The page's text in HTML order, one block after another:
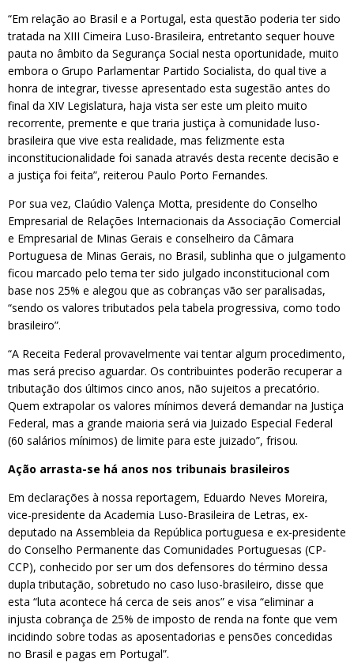
“Em relação ao Brasil e a Portugal, esta questão poderia ter sido
tratada na XIII Cimeira Luso-Brasileira, entretanto sequer houve
pauta no âmbito da Segurança Social nesta oportunidade, muito
embora o Grupo Parlamentar Partido Socialista, do qual tive a
honra de integrar, tivesse apresentado esta sugestão antes do
final da XIV Legislatura, haja vista ser este um pleito muito
recorrente, premente e que traria justiça à comunidade luso-
brasileira que vive esta realidade, mas felizmente esta
inconstitucionalidade foi sanada através desta recente decisão e
a justiça foi feita”, reiterou Paulo Porto Fernandes.
Por sua vez, Claúdio Valença Motta, presidente do Conselho
Empresarial de Relações Internacionais da Associação Comercial
e Empresarial de Minas Gerais e conselheiro da Câmara
Portuguesa de Minas Gerais, no Brasil, sublinha que o julgamento
ficou marcado pelo tema ter sido julgado inconstitucional com
base nos 25% e alegou que as cobranças vão ser paralisadas,
“sendo os valores tributados pela tabela progressiva, como todo
brasileiro”.
“A Receita Federal provavelmente vai tentar algum procedimento,
mas será preciso aguardar. Os contribuintes poderão recuperar a
tributação dos últimos cinco anos, não sujeitos a precatório.
Quem extrapolar os valores mínimos deverá demandar na Justiça
Federal, mas a grande maioria será via Juizado Especial Federal
(60 salários mínimos) de limite para este juizado”, frisou.
Ação arrasta-se há anos nos tribunais brasileiros
Em declarações à nossa reportagem, Eduardo Neves Moreira,
vice-presidente da Academia Luso-Brasileira de Letras, ex-
deputado na Assembleia da República portuguesa e ex-presidente
do Conselho Permanente das Comunidades Portuguesas (CP-
CCP), conhecido por ser um dos defensores do término dessa
dupla tributação, sobretudo no caso luso-brasileiro, disse que
esta “luta acontece há cerca de seis anos” e visa “eliminar a
injusta cobrança de 25% de imposto de renda na fonte que vem
incidindo sobre todas as aposentadorias e pensões concedidas
no Brasil e pagas em Portugal”.